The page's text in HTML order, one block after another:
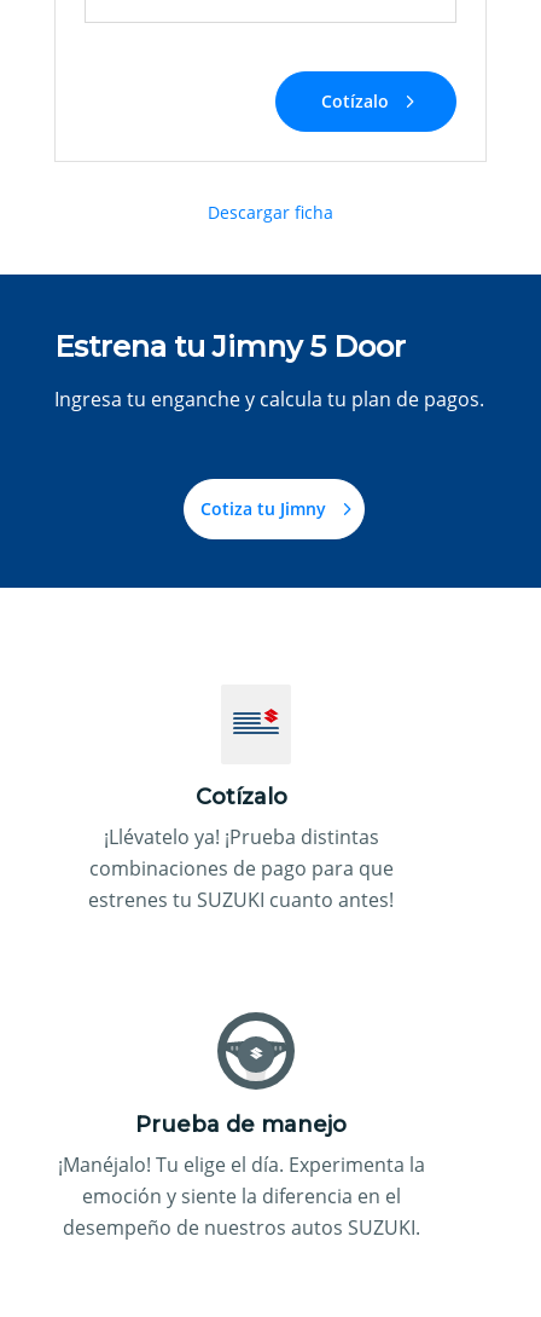
Cotízalo
Descargar ficha
Estrena tu Jimny 5 Door
Ingresa tu enganche y calcula tu plan de pagos.
Cotiza tu Jimny
Cotízalo
¡Llévatelo ya! ¡Prueba distintas
combinaciones de pago para que
estrenes tu SUZUKI cuanto antes!
Prueba de manejo
¡Manéjalo! Tu elige el día. Experimenta la
emoción y siente la diferencia en el
desempeño de nuestros autos SUZUKI.